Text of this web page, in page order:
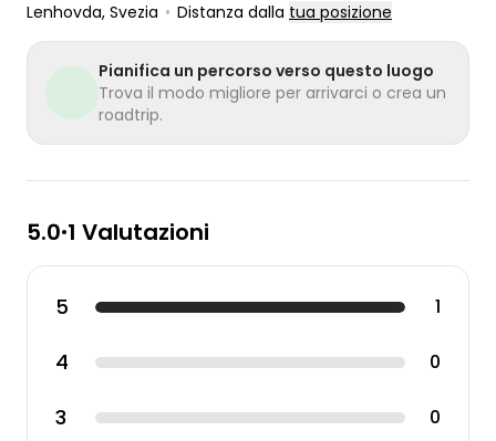
Lenhovda, Svezia • Distanza dalla tua posizione
Pianifica un percorso verso questo luogo
Trova il modo migliore per arrivarci o crea un
roadtrip.
5.0•1 Valutazioni
5 1
4 0
3 0